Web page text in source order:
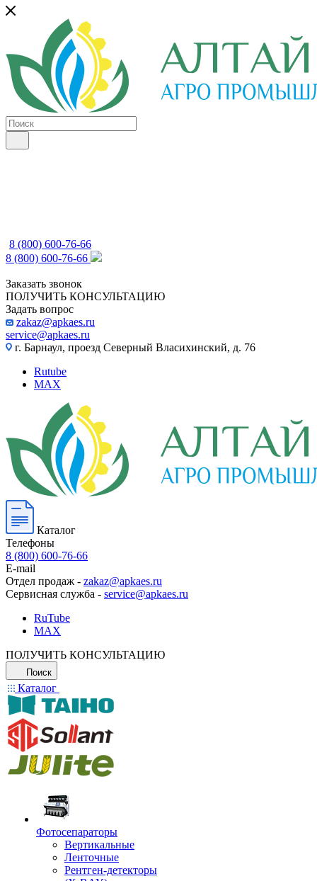
8 (800) 600-76-66
8 (800) 600-76-66
Заказать звонок
ПОЛУЧИТЬ КОНСУЛЬТАЦИЮ
Задать вопрос
zakaz@apkaes.ru
service@apkaes.ru
г. Барнаул, проезд Северный Власихинский, д. 76
Rutube
MAX
Каталог
Телефоны
8 (800) 600-76-66
E-mail
Отдел продаж - zakaz@apkaes.ru
Сервисная служба - service@apkaes.ru
RuTube
MAX
ПОЛУЧИТЬ КОНСУЛЬТАЦИЮ
Поиск
Каталог
Фотосепараторы
Вертикальные
Ленточные
Рентген-детекторы